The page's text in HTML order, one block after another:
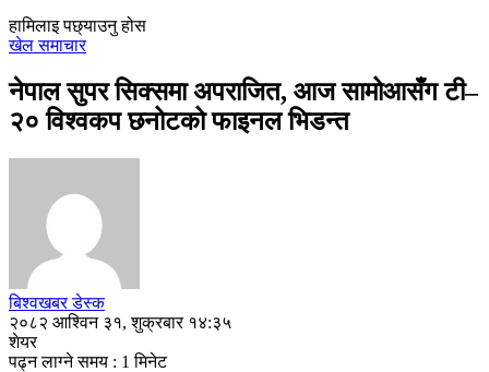
हामिलाइ पछ्याउनु होस
खेल समाचार
नेपाल सुपर सिक्समा अपराजित, आज सामोआसँग टी–
२० विश्वकप छनोटको फाइनल भिडन्त
बिश्वखबर डेस्क
२०८२ आश्विन ३१, शुक्रबार १४:३५
शेयर
पढ्न लाग्ने समय : 1 मिनेट